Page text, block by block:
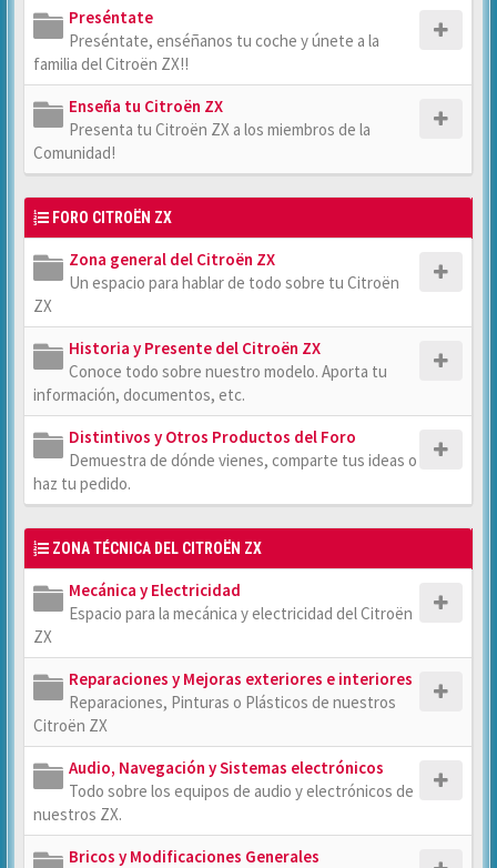
Preséntate
Preséntate, enséñanos tu coche y únete a la
familia del Citroën ZX!!
Enseña tu Citroën ZX
Presenta tu Citroën ZX a los miembros de la
Comunidad!
FORO CITROËN ZX
Zona general del Citroën ZX
Un espacio para hablar de todo sobre tu Citroën
ZX
Historia y Presente del Citroën ZX
Conoce todo sobre nuestro modelo. Aporta tu
información, documentos, etc.
Distintivos y Otros Productos del Foro
Demuestra de dónde vienes, comparte tus ideas o
haz tu pedido.
ZONA TÉCNICA DEL CITROËN ZX
Mecánica y Electricidad
Espacio para la mecánica y electricidad del Citroën
ZX
Reparaciones y Mejoras exteriores e interiores
Reparaciones, Pinturas o Plásticos de nuestros
Citroën ZX
Audio, Navegación y Sistemas electrónicos
Todo sobre los equipos de audio y electrónicos de
nuestros ZX.
Bricos y Modificaciones Generales